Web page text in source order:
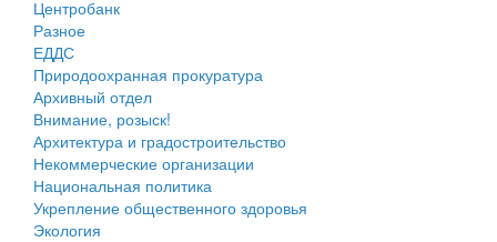
Сельские поселения
Центробанк
Разное
ЕДДС
Природоохранная прокуратура
Архивный отдел
Внимание, розыск!
Архитектура и градостроительство
Некоммерческие организации
Национальная политика
Укрепление общественного здоровья
Экология